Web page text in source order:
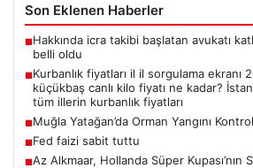
Son Eklenen Haberler
■Hakkında icra takibi başlatan avukatı
belli oldu
■Kurbanlık fiyatları il il sorgulama ekranı
küçükbaş canlı kilo fiyatı ne kadar?
tüm illerin kurbanlık fiyatları
■Muğla Yatağan’da Orman Yangını
■Fed faizi sabit tuttu
■Az Alkmaar, Hollanda Süper Kupası’nın